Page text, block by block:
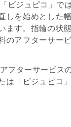
ビジュピコ」で
しを始めとした
ます。指輪の状
のアフターサー
フターサービス
は「ビジュピコ